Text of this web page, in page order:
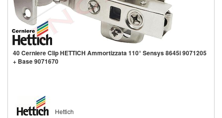
40 Cerniere Clip HETTICH Ammortizzata 110° Sensys 8645i 9071205
+ Base 9071670
Hettich